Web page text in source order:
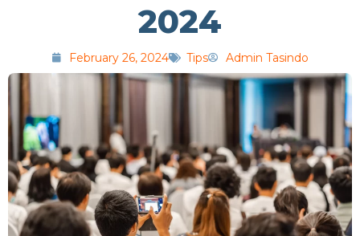
2024
February 26, 2024 Tips Admin Tasindo